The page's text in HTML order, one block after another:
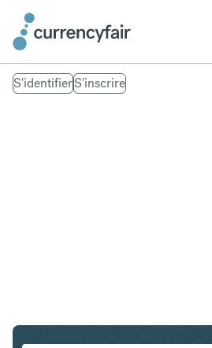
S'identifierS'inscrire